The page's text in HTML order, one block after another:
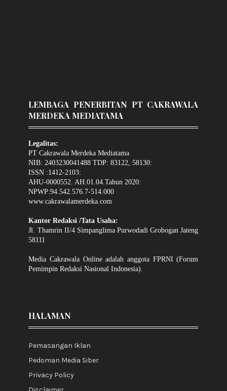
LEMBAGA PENERBITAN PT CAKRAWALA
MERDEKA MEDIATAMA
Legalitas:
PT Cakrawala Merdeka Mediatama
NIB: 2403230041488 TDP: 83122, 58130:
ISSN :1412-2103:
AHU-0000552. AH.01.04.Tahun 2020:
NPWP:94.542.576.7-514.000
www.cakrawalamerdeka.com
Kantor Redaksi /Tata Usaha:
Jl. Thamrin II/4 Simpanglima Purwodadi Grobogan Jateng
58111
Media Cakrawala Online adalah anggota FPRNI (Forum
Pemimpin Redaksi Nasional Indonesia).
HALAMAN
Pemasangan Iklan
Pedoman Media Siber
Privacy Policy